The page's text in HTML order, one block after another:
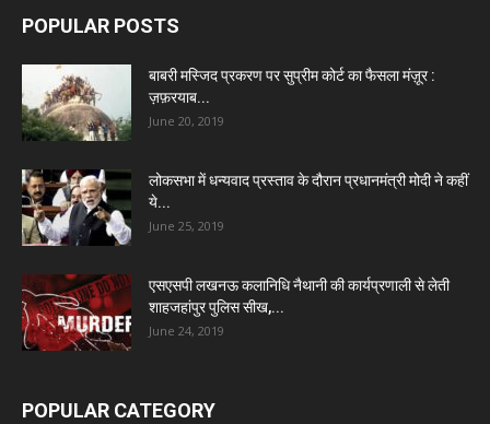
POPULAR POSTS
बाबरी मस्जिद प्रकरण पर सुप्रीम कोर्ट का फैसला मंज़ूर :
ज़फ़रयाब...
June 20, 2019
लोकसभा में धन्यवाद प्रस्ताव के दौरान प्रधानमंत्री मोदी ने कहीं
ये...
June 25, 2019
एसएसपी लखनऊ कलानिधि नैथानी की कार्यप्रणाली से लेती
शाहजहांपुर पुलिस सीख,...
June 24, 2019
POPULAR CATEGORY